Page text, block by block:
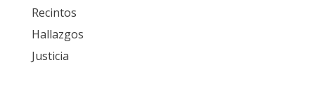
Recintos
Hallazgos
Justicia